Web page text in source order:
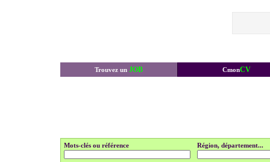
Trouvez un JOB CmonCV
Mots-clés ou référence Région, département...